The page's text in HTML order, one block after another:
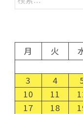
月
火
3
4
10
11
17
18